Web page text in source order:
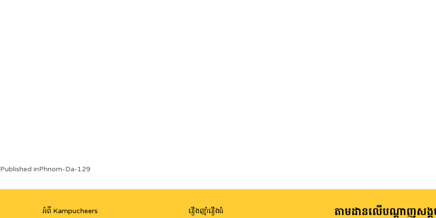
Post
navigation
Published inPhnom-Da-129
អំពី Kampucheers រឿងញ៉ាំរឿងធំ តាមដានលើបណ្តាញសង្